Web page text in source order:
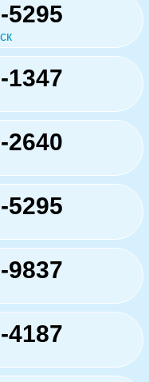
5295
1347
2640
5295
9837
4187